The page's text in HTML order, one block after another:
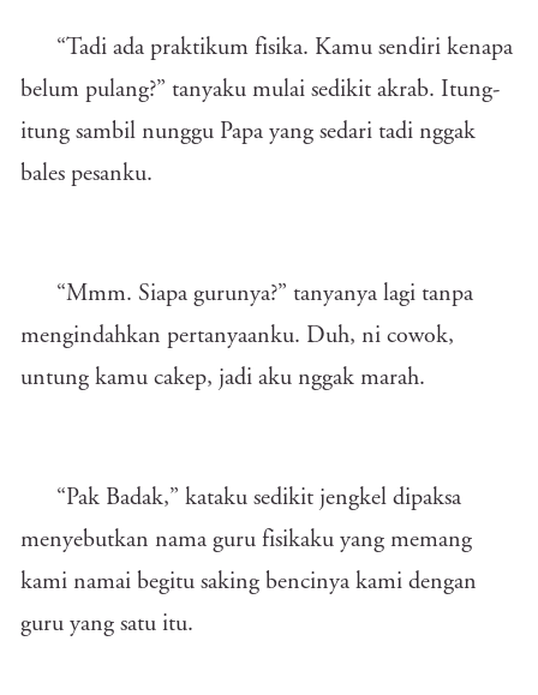
“Tadi ada praktikum fisika. Kamu sendiri kenapa
belum pulang?” tanyaku mulai sedikit akrab. Itung-
itung sambil nunggu Papa yang sedari tadi nggak
bales pesanku.
“Mmm. Siapa gurunya?” tanyanya lagi tanpa
mengindahkan pertanyaanku. Duh, ni cowok,
untung kamu cakep, jadi aku nggak marah.
“Pak Badak,” kataku sedikit jengkel dipaksa
menyebutkan nama guru fisikaku yang memang
kami namai begitu saking bencinya kami dengan
guru yang satu itu.